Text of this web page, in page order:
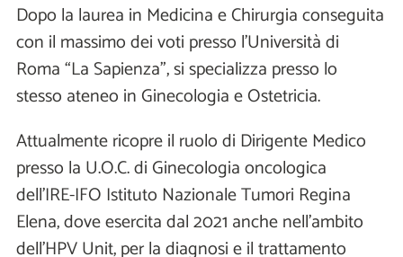
Dopo la laurea in Medicina e Chirurgia conseguita
con il massimo dei voti presso l’Università di
Roma “La Sapienza”, si specializza presso lo
stesso ateneo in Ginecologia e Ostetricia.
Attualmente ricopre il ruolo di Dirigente Medico
presso la U.O.C. di Ginecologia oncologica
dell’IRE-IFO Istituto Nazionale Tumori Regina
Elena, dove esercita dal 2021 anche nell’ambito
dell’HPV Unit, per la diagnosi e il trattamento